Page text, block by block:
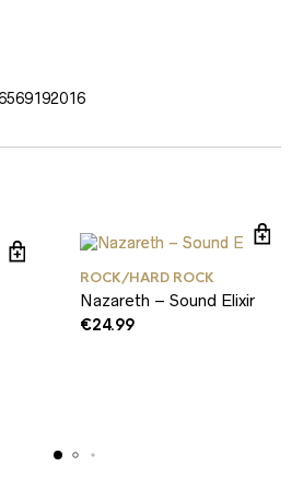
ROCK/HARD ROCK
Nazareth – Sound Elixir
€24.99